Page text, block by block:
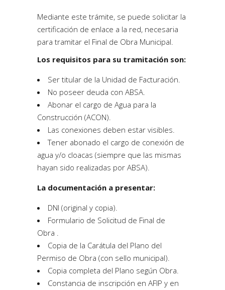
Mediante este trámite, se puede solicitar la
certificación de enlace a la red, necesaria
para tramitar el Final de Obra Municipal.
Los requisitos para su tramitación son:
Ser titular de la Unidad de Facturación.
No poseer deuda con ABSA.
Abonar el cargo de Agua para la
Construcción (ACON).
Las conexiones deben estar visibles.
Tener abonado el cargo de conexión de
agua y/o cloacas (siempre que las mismas
hayan sido realizadas por ABSA).
La documentación a presentar:
DNI (original y copia).
Formulario de Solicitud de Final de
Obra .
Copia de la Carátula del Plano del
Permiso de Obra (con sello municipal).
Copia completa del Plano según Obra.
Constancia de inscripción en AFIP y en